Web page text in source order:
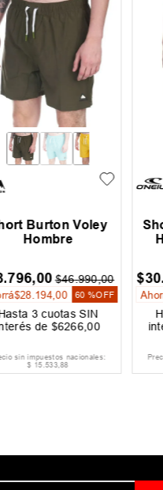
Burton Voley
Hombre
.796,00 $46.990,00
$28 194,00 60 %OFF
3 cuotas SIN
de $6266 ,00
sin impuestos nacionales:
$ 15.533,88
$30